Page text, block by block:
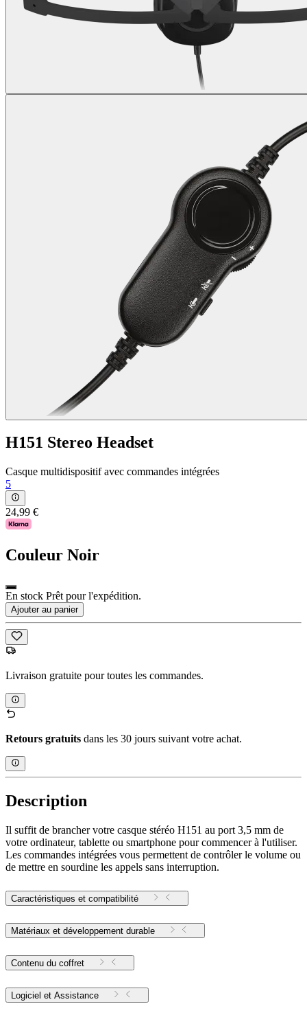
H151 Stereo Headset
Casque multidispositif avec commandes intégrées
5
24,99 €
Couleur Noir
En stock Prêt pour l'expédition.
Ajouter au panier
Livraison gratuite pour toutes les commandes.
Retours gratuits dans les 30 jours suivant votre achat.
Description
Il suffit de brancher votre casque stéréo H151 au port 3,5 mm de
votre ordinateur, tablette ou smartphone pour commencer à l'utiliser.
Les commandes intégrées vous permettent de contrôler le volume ou
de mettre en sourdine les appels sans interruption.
Caractéristiques et compatibilité
Matériaux et développement durable
Contenu du coffret
Logiciel et Assistance